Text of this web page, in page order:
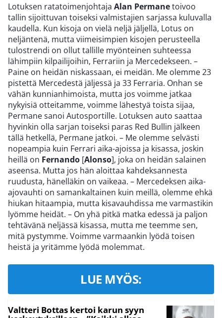
Lotuksen ratatoimenjohtaja Alan Permanetoivoo
tallin sijoittuvan toiseksi valmistajien sarjassa kuluvalla
kaudella. Kun kisoja on vielä neljä jäljellä, Lotus on
neljäntenä, mutta viimeisimpien kisojen perusteella
tulostrendi on ollut tallille myönteinen suhteessa
lähimpiin kilpailijoihin, Ferrariin ja Mercedekseen. –
Paine on heidän niskassaan, ei meidän. Me olemme 23
pistettä Mercedestä jäljessä ja 33 Ferraria. Onhan se
vähän kunnianhimoista, mutta jos voimme jatkaa
nykyisiä otteitamme, voimme lähestyä toista sijaa,
Permane sanoi Autosportille. Lotuksen auto saattaa
hyvinkin olla sarjan toiseksi paras Red Bullin jälkeen
tällä hetkellä, Permane jatkoi. – Me olemme selvästi
nopeampia kuin Ferrari aika-ajoissa ja kisassa, joskin
heillä on Fernando [Alonso], joka on heidän salainen
aseensa. Mutta jos hän aloittaa kahdeksannesta
ruudusta, hänelläkin on vaikeaa. – Mercedeksen aika-
ajovauhti on samankaltainen kuin meillä, olemme ehkä
hiukan hitaampia, mutta kisavauhdissa me varmastikin
lyömme heidät. – On yhä pitkä matka edessä ja paljon
tehtävänä neljässä kisassa, mutta me teemme sen,
mitä pystymme. Voimme varmaankin lyödä toisen
heistä ja yritämme lyödä molemmat.
LUE MYÖS:
Valtteri Bottas kertoi karun syyn